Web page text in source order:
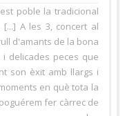
poble la tradicional
A les 3, concert al
d'amants de la bona
delicades peces que
son èxit amb llargs i
en què tota la
fer càrrec de